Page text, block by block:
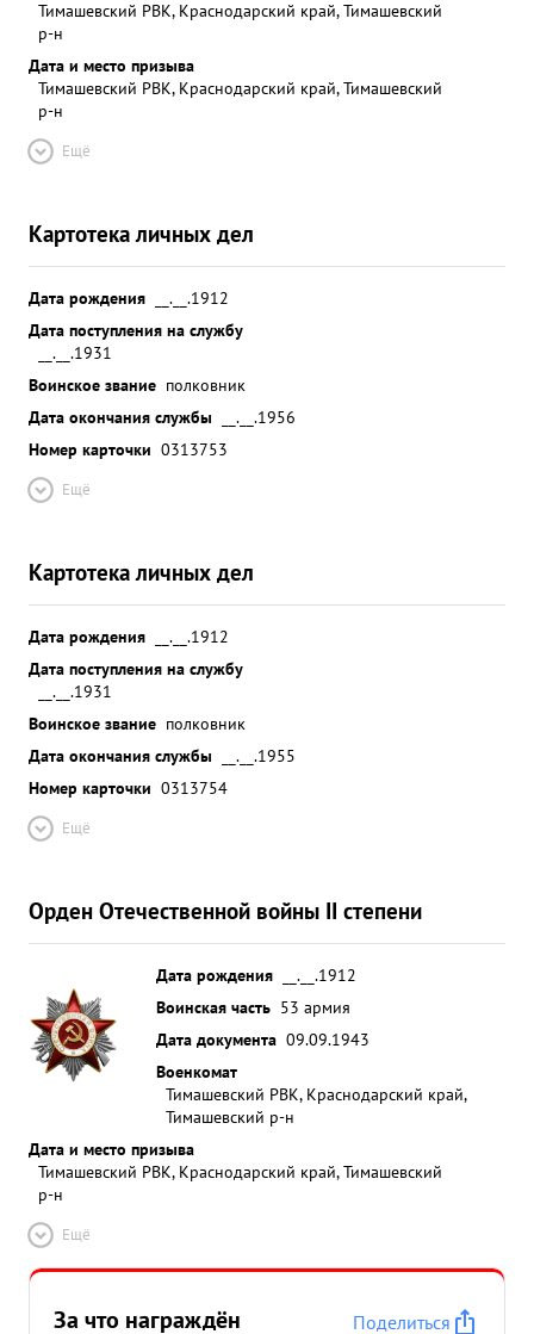
Тимашевский РВК, Краснодарский край, Тимашевский
р-н
Дата и место призыва
Тимашевский РВК, Краснодарский край, Тимашевский
р-н
Ещё
Картотека личных дел
Дата рождения
__.__.1912
Дата поступления на службу
__.__.1931
Воинское звание полковник
Дата окончания службы
__.__.1956
Номер карточки 0313753
Ещё
Картотека личных дел
Дата рождения
__.__.1912
Дата поступления на службу
__.__.1931
Воинское звание полковник
Дата окончания службы
__.__.1955
Номер карточки 0313754
Ещё
Орден Отечественной войны II степени
Дата рождения
__.__.1912
Воинская часть 53 армия
Дата документа 09.09.1943
Военкомат
Тимашевский РВК, Краснодарский край,
Тимашевский р-н
Дата и место призыва
Тимашевский РВК, Краснодарский край, Тимашевский
р-н
Ещё
За что награждён Поделиться